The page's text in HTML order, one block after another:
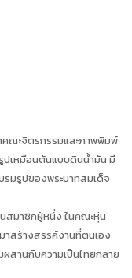
คณะจิตรกรรมและภาพพิมพ์
ปเหมือนต้นแบบดินน้ำมัน มี
มรูปของพระบาทสมเด็จ
สมาชิกผู้หนึ่ง ในคณะหุ่น
าสร้างสรรค์งานที่ตนเอง
สานกับความเป็นไทยกลาย